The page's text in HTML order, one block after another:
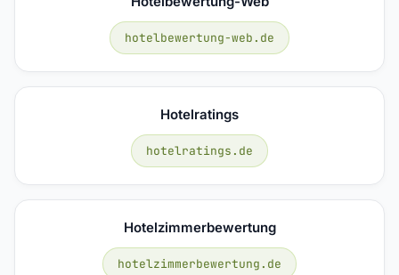
hotelbewertung-web.de
Hotelratings
hotelratings.de
Hotelzimmerbewertung
hotelzimmerbewertung.de